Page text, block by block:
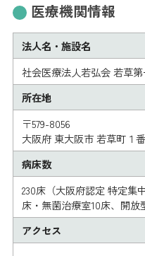
医療機関情報
法人名・施設名
社会医療法人若弘会 若草
所在地
〒579-8056
大阪府 東大阪市 若草町１
病床数
230床（大阪府認定 特定集
床・無菌治療室10床、開放
アクセス